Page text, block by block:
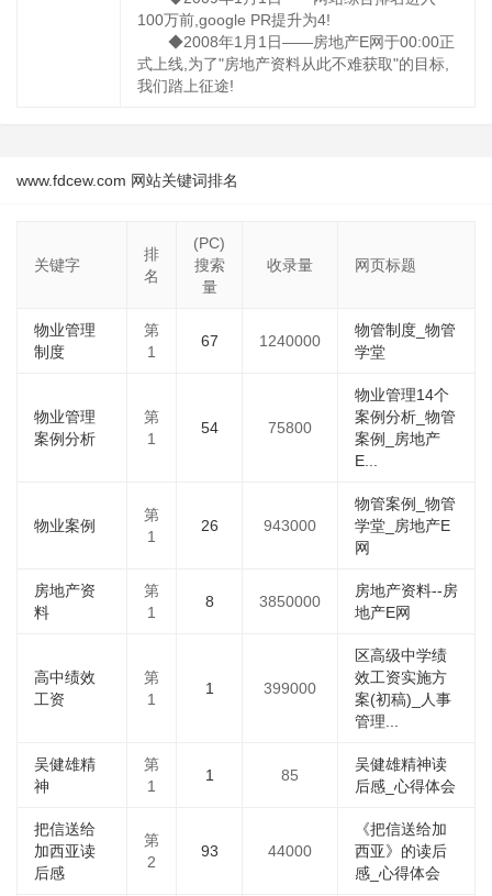
100万前,google PR提升为4!
◆2008年1月1日——房地产E网于00:00正
式上线,为了"房地产资料从此不难获取"的目标,
我们踏上征途!
www.fdcew.com 网站关键词排名
关键字
排
名
(PC)
搜索
量
收录量 网页标题
物业管理
制度
第
1
67 1240000
物管制度_物管
学堂
物业管理
案例分析
第
1
54 75800
物业管理14个
案例分析_物管
案例_房地产
E...
物业案例
第
1
26 943000
物管案例_物管
学堂_房地产E
网
房地产资
料
第
1
8 3850000
房地产资料--房
地产E网
高中绩效
工资
第
1
1 399000
区高级中学绩
效工资实施方
案(初稿)_人事
管理...
吴健雄精
神
第
1
1 85
吴健雄精神读
后感_心得体会
把信送给
加西亚读
后感
第
2
93 44000
《把信送给加
西亚》的读后
感_心得体会